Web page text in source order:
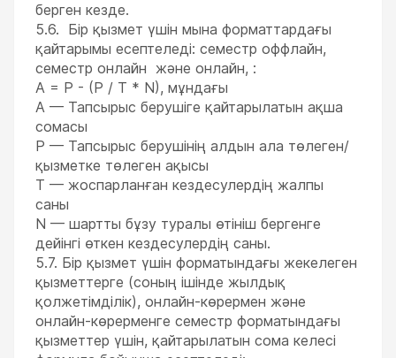
берген кезде.
5.6. Бір қызмет үшін мына форматтардағы
қайтарымы есептеледі: семестр оффлайн,
семестр онлайн және онлайн, :
A = P - (P / T * N), мұндағы
А — Тапсырыс берушіге қайтарылатын ақша
сомасы
P — Тапсырыс берушінің алдын ала төлеген/
қызметке төлеген ақысы
T — жоспарланған кездесулердің жалпы
саны
N — шартты бұзу туралы өтініш бергенге
дейінгі өткен кездесулердің саны.
5.7. Бір қызмет үшін форматындағы жекелеген
қызметтерге (соның ішінде жылдық
қолжетімділік), онлайн-көрермен және
онлайн-көрерменге семестр форматындағы
қызметтер үшін, қайтарылатын сома келесі